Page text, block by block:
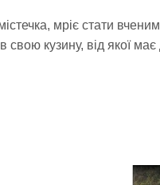
мріє стати
кузину, від якої